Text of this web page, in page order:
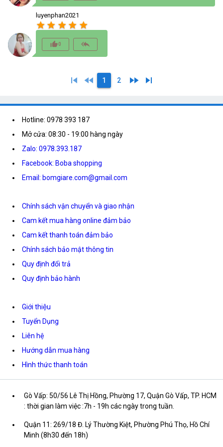
luyenphan2021
star star star star star
thumb_up_alt0 reply_all
skip_previous fast_rewind 1 2 fast_forward skip_next
Hotline: 0978 393 187
Mở cửa: 08:30 - 19:00 hàng ngày
Zalo: 0978.393.187
Facebook: Boba shopping
Email: bomgiare.com@gmail.com
Chính sách vận chuyển và giao nhận
Cam kết mua hàng online đảm bảo
Cam kết thanh toán đảm bảo
Chính sách bảo mật thông tin
Quy định đổi trả
Quy định bảo hành
Giới thiệu
Tuyển Dụng
Liên hệ
Hướng dẫn mua hàng
Hình thức thanh toán
Gò Vấp: 50/56 Lê Thị Hồng, Phường 17, Quận Gò Vấp, TP. HCM
: thời gian làm việc :7h - 19h các ngày trong tuần.
Quận 11: 269/18 Đ. Lý Thường Kiệt, Phường Phú Thọ, Hồ Chí
Minh (8h30 đến 18h)